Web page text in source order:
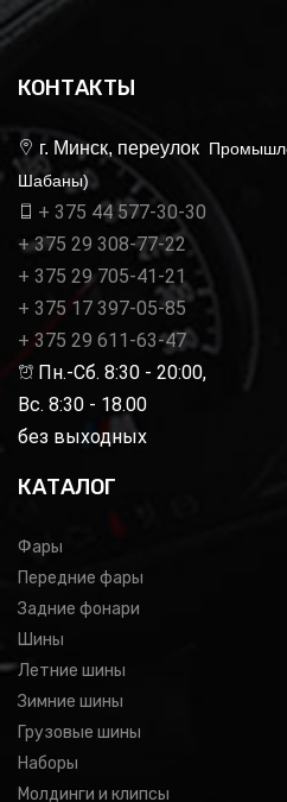
КОНТАКТЫ
г. Минск, переулок
Шабаны)
+ 375 44 577-30-30
+ 375 29 308-77-22
+ 375 29 705-41-21
+ 375 17 397-05-85
+ 375 29 611-63-47
Пн.-Сб. 8:30 - 20:00,
Вс. 8:30 - 18.00
без выходных
КАТАЛОГ
Фары
Передние фары
Задние фонари
Шины
Летние шины
Зимние шины
Грузовые шины
Наборы
Молдинги и клипсы